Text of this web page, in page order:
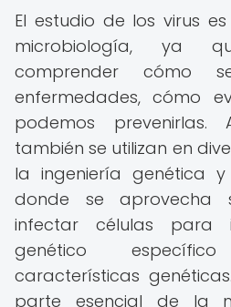
El estudio de los virus
microbiología, ya
comprender cómo
enfermedades, cómo
podemos prevenirlas.
también se utilizan en
la ingeniería genética
donde se aprovecha
infectar células para
genético
características
parte esencial de la